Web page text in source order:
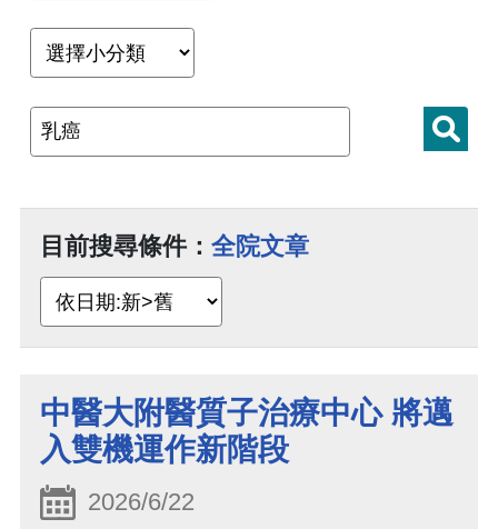
目前搜尋條件： 全院文章
中醫大附醫質子治療中心 將邁
入雙機運作新階段
2026/6/22